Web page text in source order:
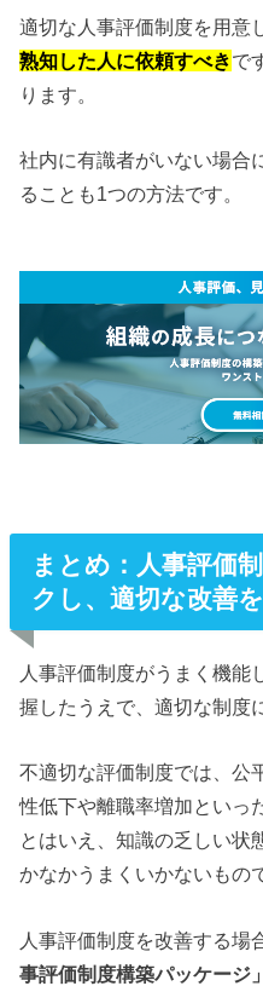
適切な人事評価制度を用意
熟知した人に依頼すべきで
ります。
社内に有識者がいない場合
ることも1つの方法です。
まとめ：人事評価
クし、適切な改善を
人事評価制度がうまく機能
握したうえで、適切な制度
不適切な評価制度では、公
性低下や離職率増加といっ
とはいえ、知識の乏しい状
かなかうまくいかないもの
人事評価制度を改善する場
事評価制度構築パッケージ」